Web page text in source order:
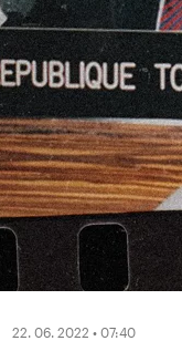
22. 06. 2022 • 07:40